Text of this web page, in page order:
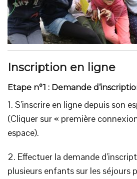
Inscription en ligne
Etape n°1 : Demande
1. S’inscrire en ligne depuis son
(Cliquer sur « première
espace).
2. Effectuer la demande
plusieurs enfants sur les séjours